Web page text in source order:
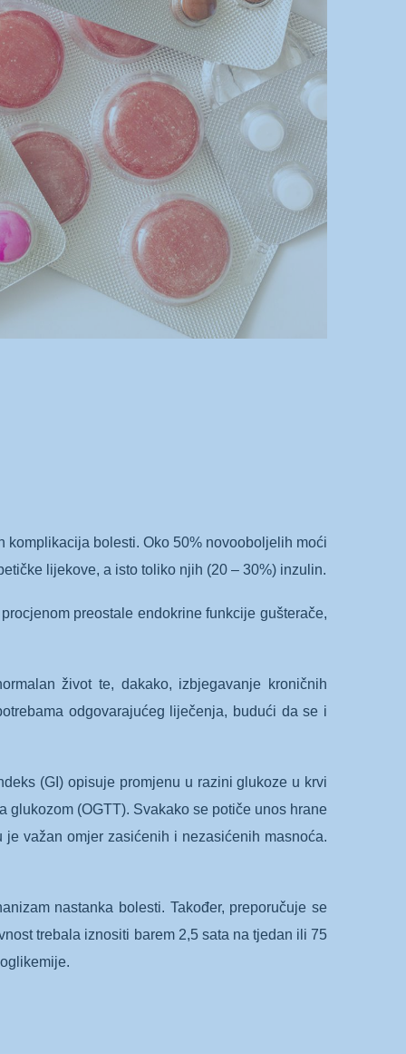
bolesti. Oko 50% novooboljelih moći
lijekove, a isto toliko njih (20 – 30%) inzulin.
preostale endokrine funkcije gušterače,
život te, dakako, izbjegavanje kroničnih
odgovarajućeg liječenja, budući da se i
(GI) opisuje promjenu u razini glukoze u krvi
(OGTT). Svakako se potiče unos hrane
važan omjer zasićenih i nezasićenih masnoća.
nastanka bolesti. Također, preporučuje se
trebala iznositi barem 2,5 sata na tjedan ili 75